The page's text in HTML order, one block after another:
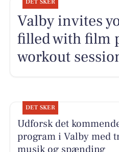
DET SKER
Valby invites
filled with film
workout
DET SKER
Udforsk det
program i Valby med
musik og spænding